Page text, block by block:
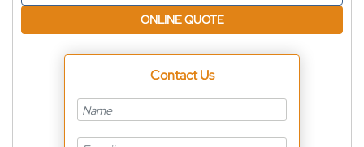
ONLINE QUOTE
Contact Us